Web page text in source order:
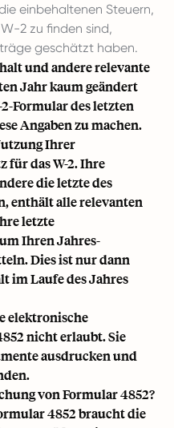
einbehaltenen Steuern,
2 zu finden sind,
geschätzt haben.
und andere relevante
Jahr kaum geändert
Formular des letzten
Angaben zu machen.
Ihrer
für das W-2. Ihre
die letzte des
enthält alle relevanten
letzte
Ihren Jahres-
Dies ist nur dann
im Laufe des Jahres
elektronische
nicht erlaubt. Sie
ausdrucken und
von Formular 4852?
4852 braucht die